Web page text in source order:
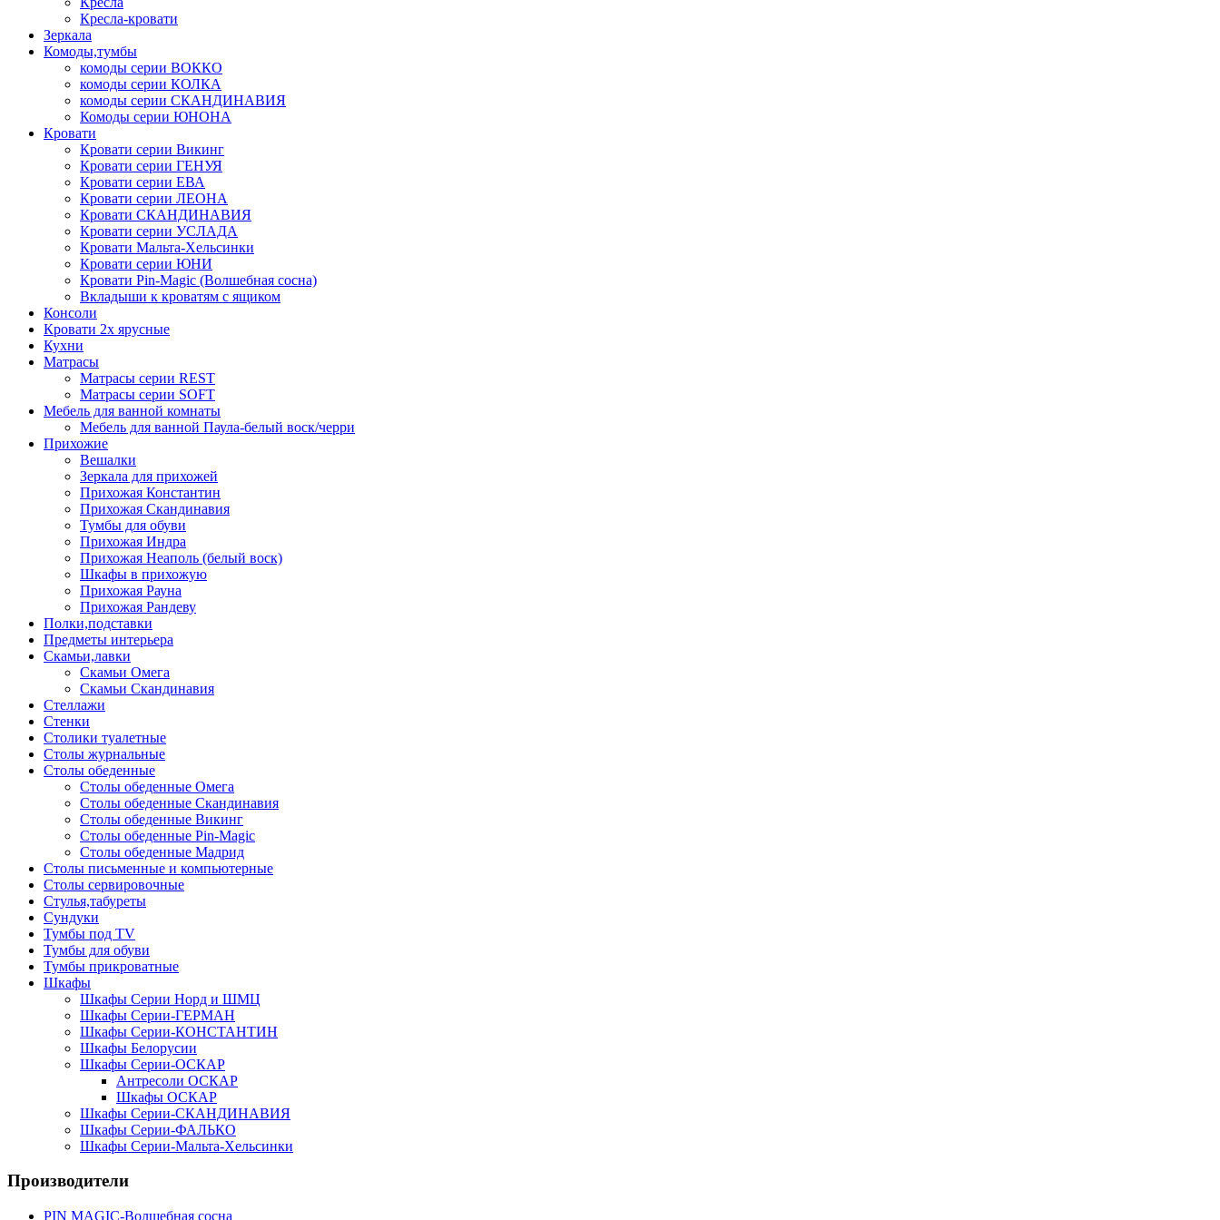
Кресла-кровати
Зеркала
Комоды,тумбы
комоды серии ВОККО
комоды серии КОЛКА
комоды серии СКАНДИНАВИЯ
Комоды серии ЮНОНА
Кровати
Кровати серии Викинг
Кровати серии ГЕНУЯ
Кровати серии ЕВА
Кровати серии ЛЕОНА
Кровати СКАНДИНАВИЯ
Кровати серии УСЛАДА
Кровати Мальта-Хельсинки
Кровати серии ЮНИ
Кровати Pin-Magic (Волшебная сосна)
Вкладыши к кроватям с ящиком
Консоли
Кровати 2х ярусные
Кухни
Матрасы
Матрасы серии REST
Матрасы серии SOFT
Мебель для ванной комнаты
Мебель для ванной Паула-белый воск/черри
Прихожие
Вешалки
Зеркала для прихожей
Прихожая Константин
Прихожая Скандинавия
Тумбы для обуви
Прихожая Индра
Прихожая Неаполь (белый воск)
Шкафы в прихожую
Прихожая Рауна
Прихожая Рандеву
Полки,подставки
Предметы интерьера
Скамьи,лавки
Скамьи Омега
Скамьи Скандинавия
Стеллажи
Стенки
Столики туалетные
Столы журнальные
Столы обеденные
Столы обеденные Омега
Столы обеденные Скандинавия
Столы обеденные Викинг
Столы обеденные Pin-Magic
Столы обеденные Мадрид
Столы письменные и компьютерные
Столы сервировочные
Стулья,табуреты
Сундуки
Тумбы под TV
Тумбы для обуви
Тумбы прикроватные
Шкафы
Шкафы Серии Норд и ШМЦ
Шкафы Серии-ГЕРМАН
Шкафы Серии-КОНСТАНТИН
Шкафы Белорусии
Шкафы Серии-ОСКАР
Антресоли ОСКАР
Шкафы ОСКАР
Шкафы Серии-СКАНДИНАВИЯ
Шкафы Серии-ФАЛЬКО
Шкафы Серии-Мальта-Хельсинки
Производители
PIN MAGIС-Волшебная сосна